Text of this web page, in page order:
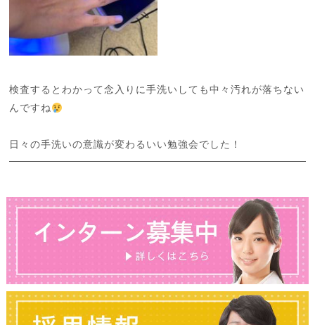
検査するとわかって念入りに手洗いしても中々汚れが落ちない
んですね
日々の手洗いの意識が変わるいい勉強会でした！